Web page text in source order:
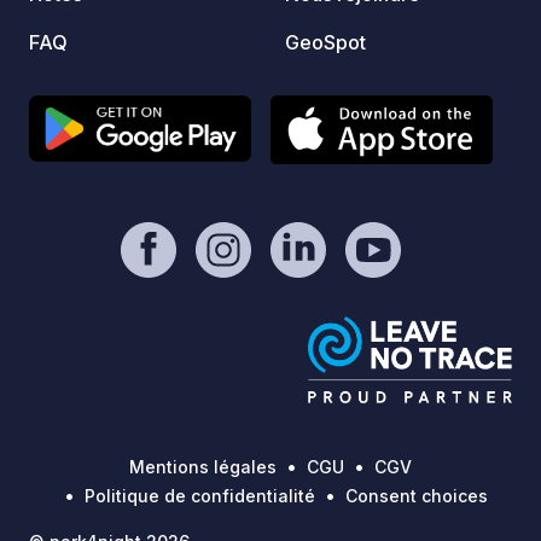
FAQ
GeoSpot
Mentions légales CGU
CGV
Politique de confidentialité
Consent choices